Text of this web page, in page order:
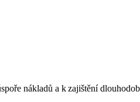
nákladů a k zajištění